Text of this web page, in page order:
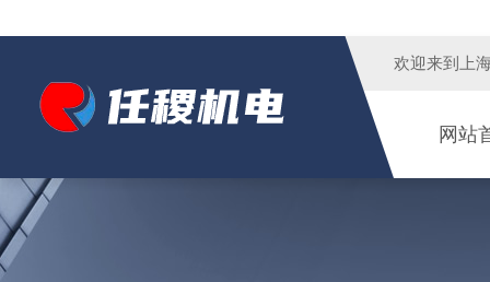
欢迎来到 上
网站